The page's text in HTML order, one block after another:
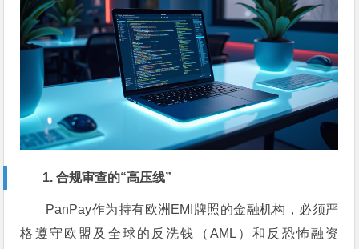
1. 合规审查的“高压线”
PanPay作为持有欧洲EMI牌照的金融机构，必须严
格遵守欧盟及全球的反洗钱（AML）和反恐怖融资